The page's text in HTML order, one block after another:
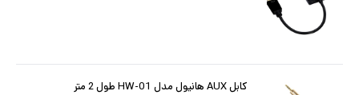
کابل AUX هانیول مدل HW-01 طول 2 متر